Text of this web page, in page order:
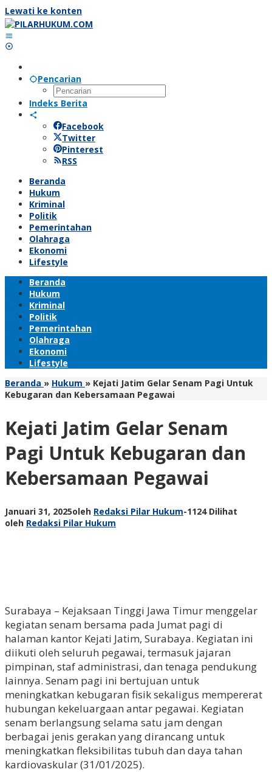
Lewati ke konten
Pencarian
Indeks Berita
Facebook
Twitter
Pinterest
RSS
Beranda
Hukum
Kriminal
Politik
Pemerintahan
Olahraga
Ekonomi
Lifestyle
Beranda
Hukum
Kriminal
Politik
Pemerintahan
Olahraga
Ekonomi
Lifestyle
Beranda » Hukum » Kejati Jatim Gelar Senam Pagi Untuk
Kebugaran dan Kebersamaan Pegawai
Kejati Jatim Gelar Senam
Pagi Untuk Kebugaran dan
Kebersamaan Pegawai
Januari 31, 2025oleh Redaksi Pilar Hukum-1124 Dilihat
oleh Redaksi Pilar Hukum
Surabaya – Kejaksaan Tinggi Jawa Timur menggelar
kegiatan senam bersama pada Jumat pagi di
halaman kantor Kejati Jatim, Surabaya. Kegiatan ini
diikuti oleh seluruh pegawai, termasuk jajaran
pimpinan, staf administrasi, dan tenaga pendukung
lainnya. Senam pagi ini bertujuan untuk
meningkatkan kebugaran fisik sekaligus mempererat
hubungan kekeluargaan antar pegawai. Kegiatan
senam berlangsung selama satu jam dengan
berbagai jenis gerakan yang dirancang untuk
meningkatkan fleksibilitas tubuh dan daya tahan
kardiovaskular (31/01/2025).